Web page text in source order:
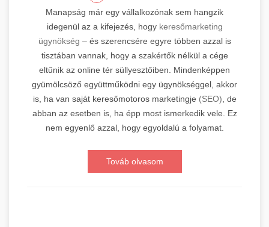
Manapság már egy vállalkozónak sem hangzik
idegenül az a kifejezés, hogy keresőmarketing
ügynökség –és szerencsére egyre többen azzal is
tisztában vannak, hogy a szakértők nélkül a cége
eltűnik az online tér süllyesztőiben. Mindenképpen
gyümölcsöző együttműködni egy ügynökséggel, akkor
is, ha van saját keresőmotoros marketingje (SEO) , de
abban az esetben is, ha épp most ismerkedik vele. Ez
nem egyenlő azzal, hogy egyoldalú a folyamat.
Továb olvasom